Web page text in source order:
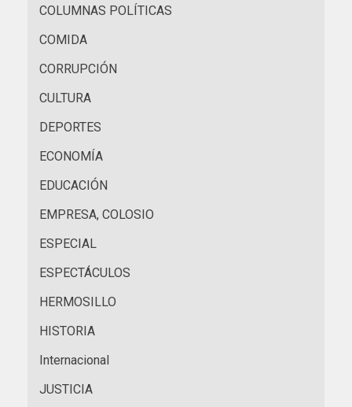
COLUMNAS POLÍTICAS
COMIDA
CORRUPCIÓN
CULTURA
DEPORTES
ECONOMÍA
EDUCACIÓN
EMPRESA, COLOSIO
ESPECIAL
ESPECTÁCULOS
HERMOSILLO
HISTORIA
Internacional
JUSTICIA